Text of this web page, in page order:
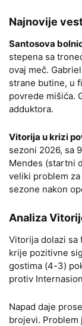
Najnovije
Santosova
stepena sa
ovaj meč.
strane butine, u
povrede mišića.
adduktora.
Vitorija u krizi
sezoni 2026, sa
Mendes (startni
veliki problem
sezone nakon
Analiza
Vitorija dolazi sa
krije pozitivne
gostima (4-3)
protiv
Napad daje
brojevi. Problem